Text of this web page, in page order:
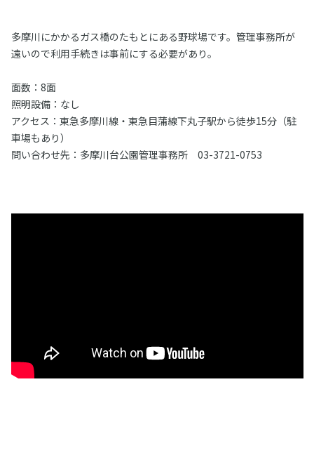
多摩川にかかるガス橋のたもとにある野球場です。管理事務所が
遠いので利用手続きは事前にする必要があり。
面数：8面
照明設備：なし
アクセス：東急多摩川線・東急目蒲線下丸子駅から徒歩15分（駐
車場もあり）
問い合わせ先：多摩川台公園管理事務所 03-3721-0753